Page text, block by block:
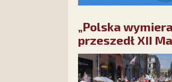
„Polska
przeszedł XII